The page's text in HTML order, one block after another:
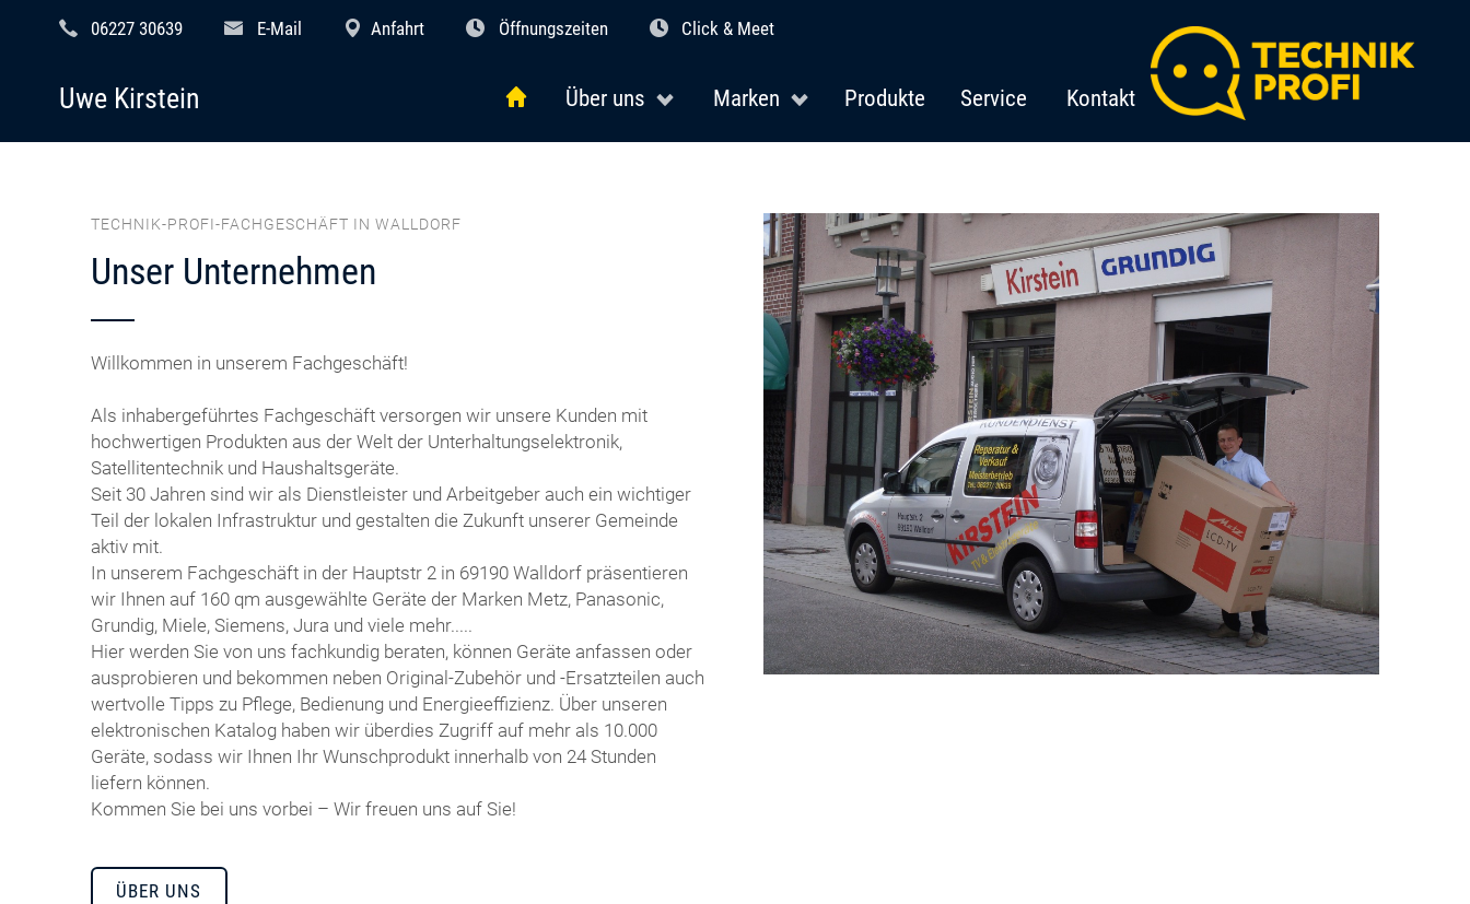
06227 30639 E-Mail Anfahrt Öffnungszeiten Click & Meet
Über uns Marken Produkte Service Kontakt
Uwe Kirstein
TECHNIK-PROFI-FACHGESCHÄFT IN WALLDORF
Unser Unternehmen
Willkommen in unserem Fachgeschäft!
Als inhabergeführtes Fachgeschäft versorgen wir unsere Kunden mit
hochwertigen Produkten aus der Welt der Unterhaltungselektronik,
Satellitentechnik und Haushaltsgeräte.
Seit 30 Jahren sind wir als Dienstleister und Arbeitgeber auch ein wichtiger
Teil der lokalen Infrastruktur und gestalten die Zukunft unserer Gemeinde
aktiv mit.
In unserem Fachgeschäft in der Hauptstr 2 in 69190 Walldorf präsentieren
wir Ihnen auf 160 qm ausgewählte Geräte der Marken Metz, Panasonic,
Grundig, Miele, Siemens, Jura und viele mehr.....
Hier werden Sie von uns fachkundig beraten, können Geräte anfassen oder
ausprobieren und bekommen neben Original-Zubehör und -Ersatzteilen auch
wertvolle Tipps zu Pflege, Bedienung und Energieeffizienz. Über unseren
elektronischen Katalog haben wir überdies Zugriff auf mehr als 10.000
Geräte, sodass wir Ihnen Ihr Wunschprodukt innerhalb von 24 Stunden
liefern können.
Kommen Sie bei uns vorbei – Wir freuen uns auf Sie!
ÜBER UNS